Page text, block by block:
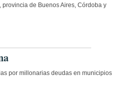
provincia de Buenos Aires, Córdoba y
por millonarias deudas en municipios